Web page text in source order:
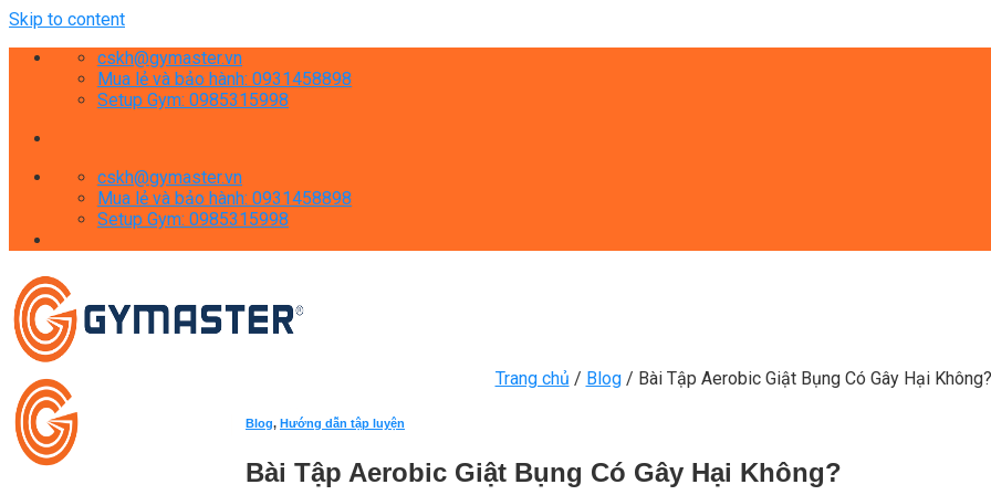
Skip to content
cskh@gymaster.vn
Mua lẻ và bảo hành: 0931458898
Setup Gym: 0985315998
cskh@gymaster.vn
Mua lẻ và bảo hành: 0931458898
Setup Gym: 0985315998
Trang chủ / Blog / Bài Tập Aerobic Giật Bụng Có Gây Hại Không?
Blog, Hướng dẫn tập luyện
Bài Tập Aerobic Giật Bụng Có Gây Hại Không?